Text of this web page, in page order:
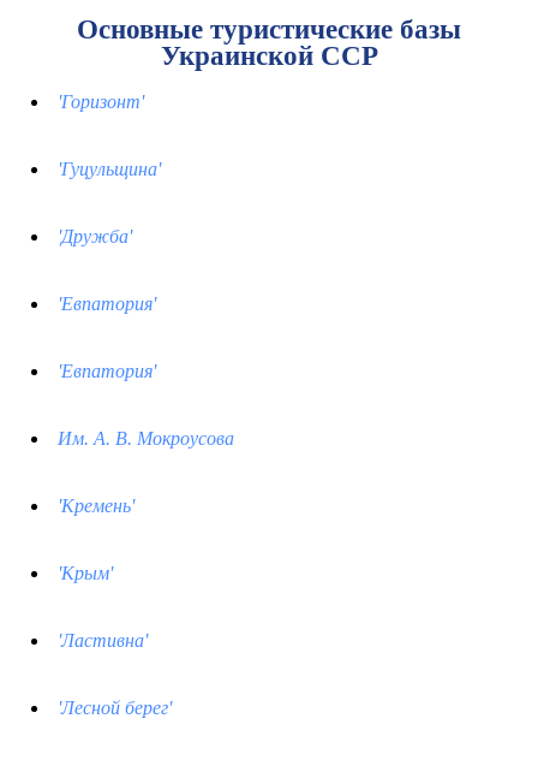
Основные туристические базы
Украинской ССР
'Горизонт'
'Гуцульщина'
'Дружба'
'Евпатория'
'Евпатория'
Им. А. В. Мокроусова
'Кремень'
'Крым'
'Ластивна'
'Лесной берег'